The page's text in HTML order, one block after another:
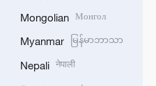
Mongolian Монгол
Myanmar မြန်မာဘာသာ
Nepali नेपाली